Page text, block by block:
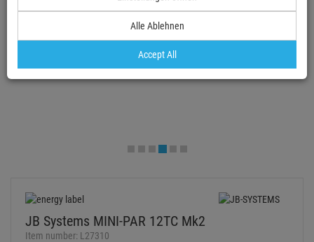
JB Systems MINI-PAR 12TC Mk2
Item number: L27310
Alle Ablehnen
Accept All